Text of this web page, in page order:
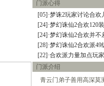
世界排名第一六技能宠物的打
宠物技能详细介绍文字版
教加入帮派可以学到的技能！
教你挑选出最有价值的宝宝
如何提高宝宝技能的领悟几率
排名第一的极品A宠打造及诞
6大门派装备及BB的选择
大家都来说说防骗技巧
分析：用导标棋做挖宝任务赚
门派心得
[05]·梦诛2玩家讨论合
[24]·梦幻诛仙2合欢120
[24]·梦幻诛仙2合欢并
[28]·梦幻诛仙2合欢派
[22]·合欢派力量加点玩
门派介绍
青云门弟子善用高深莫